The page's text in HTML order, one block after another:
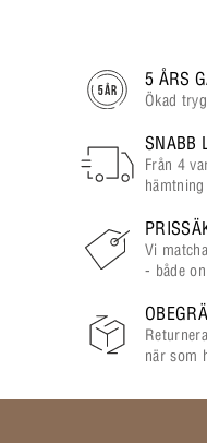
5 ÅRS
Ökad
SNABB
Från 4
Vi
- både
när som